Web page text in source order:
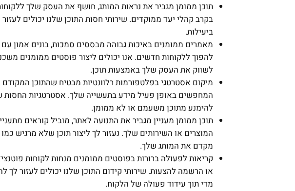
תוכן ממומן מגביר את נראות המותג, חושף את העסק שלך
בקרב קהלי יעד ממוקדים. שירותי חסות התוכן שלנו יכולים
ביעילות.
מאמרים ממומנים באיכות גבוהה מבססים סמכות, בונים אמון
להפוך ללקוחות חדשים. אנו יכולים ליצור פוסטים ממומנים
לשווק את העסק שלך באמצעות תוכן.
מיקום אסטרטגי בפלטפורמות רלוונטיות מבטיח שהתוכן
המחפשים באופן פעיל מידע בתעשייה שלך. אסטרטגיות החסות
להימנע מתוכן משעמם או לא ממומן.
תוכן ממומן מעניין מגביר את התנועה לאתר, מוביל קוראים
המוצרים או השירותים שלך. נעזור לך ליצור תוכן שלא מרגיש
מקדם את המותג שלך.
קריאות לפעולה ברורות בפוסטים ממומנים מנחות לקוחות
או הרשמה להצעות. שירותי קידום התוכן שלנו יכולים לעזור לך
מדי תוך עידוד פעולה של הלקוח.